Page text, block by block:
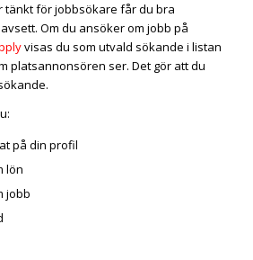
tänkt för jobbsökare får du bra
Om du ansöker om jobb på
visas du som utvald sökande i listan
platsannonsören ser. Det gör att du
på din profil
lön
jobb